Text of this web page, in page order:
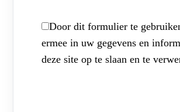
Door dit formulier te
ermee in uw gegevens en
deze site op te slaan en te